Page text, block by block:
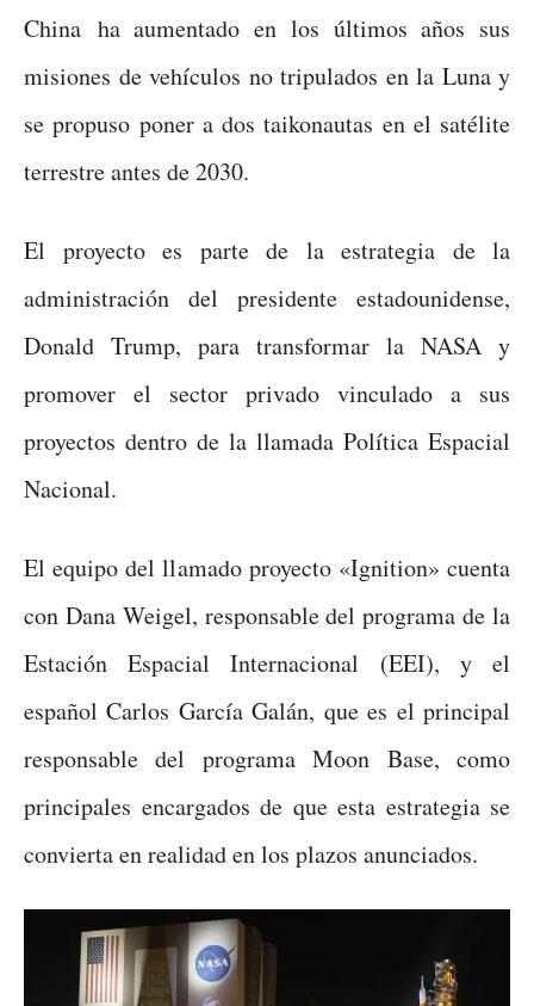
China ha aumentado en los últimos años sus
misiones de vehículos no tripulados en la Luna y
se propuso poner a dos taikonautas en el satélite
terrestre antes de 2030.
El proyecto es parte de la estrategia de la
administración del presidente estadounidense,
Donald Trump, para transformar la NASA y
promover el sector privado vinculado a sus
proyectos dentro de la llamada Política Espacial
Nacional.
El equipo del llamado proyecto «Ignition» cuenta
con Dana Weigel, responsable del programa de la
Estación Espacial Internacional (EEI), y el
español Carlos García Galán, que es el principal
responsable del programa Moon Base, como
principales encargados de que esta estrategia se
convierta en realidad en los plazos anunciados.